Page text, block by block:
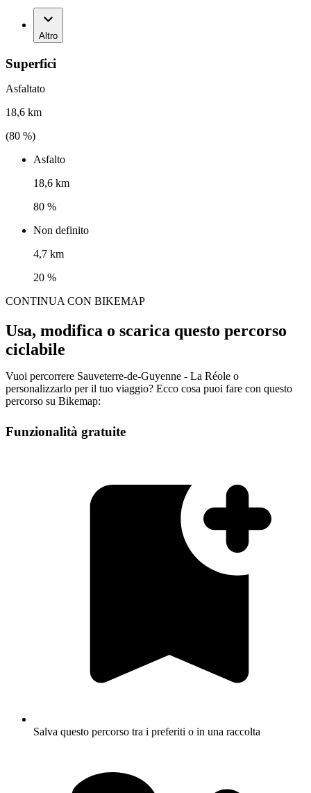
Altro
Superfici
Asfaltato
18,6 km
(80 %)
Asfalto
18,6 km
80 %
Non definito
4,7 km
20 %
CONTINUA CON BIKEMAP
Usa, modifica o scarica questo percorso
ciclabile
Vuoi percorrere Sauveterre-de-Guyenne - La Réole o
personalizzarlo per il tuo viaggio? Ecco cosa puoi fare con questo
percorso su Bikemap:
Funzionalità gratuite
Salva questo percorso tra i preferiti o in una raccolta